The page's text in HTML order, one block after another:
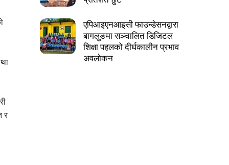
र
एपिआइएनआइसी फाउन्डेसनद्वारा
बागलुङमा सञ्चालित डिजिटल
शिक्षा पहलको दीर्घकालीन प्रभाव
अवलोकन